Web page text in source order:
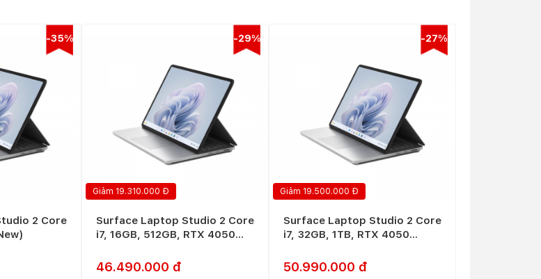
-35%
2 Core
Giảm 19.310.000 Đ
-29%
Surface Laptop Studio 2 Core
i7, 16GB, 512GB, RTX 4050
46.490.000 đ
Giảm 19.500.000 Đ
-27%
Surface Laptop Studio 2 Core
i7, 32GB, 1TB, RTX 4050
50.990.000 đ